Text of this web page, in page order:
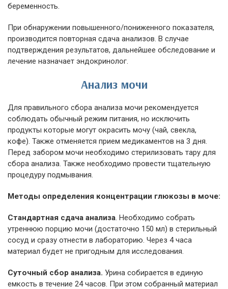
беременность.
При обнаружении повышенного/пониженного показателя,
производится повторная сдача анализов. В случае
подтверждения результатов, дальнейшее обследование и
лечение назначает эндокринолог.
Анализ мочи
Для правильного сбора анализа мочи рекомендуется
соблюдать обычный режим питания, но исключить
продукты которые могут окрасить мочу (чай, свекла,
кофе). Также отменяется прием медикаментов на 3 дня.
Перед забором мочи необходимо стерилизовать тару для
сбора анализа. Также необходимо провести тщательную
процедуру подмывания.
Методы определения концентрации глюкозы в моче:
Стандартная сдача анализа. Необходимо собрать
утреннюю порцию мочи (достаточно 150 мл) в стерильный
сосуд и сразу отнести в лабораторию. Через 4 часа
материал будет не пригодным для исследования.
Суточный сбор анализа. Урина собирается в единую
емкость в течение 24 часов. При этом собранный материал